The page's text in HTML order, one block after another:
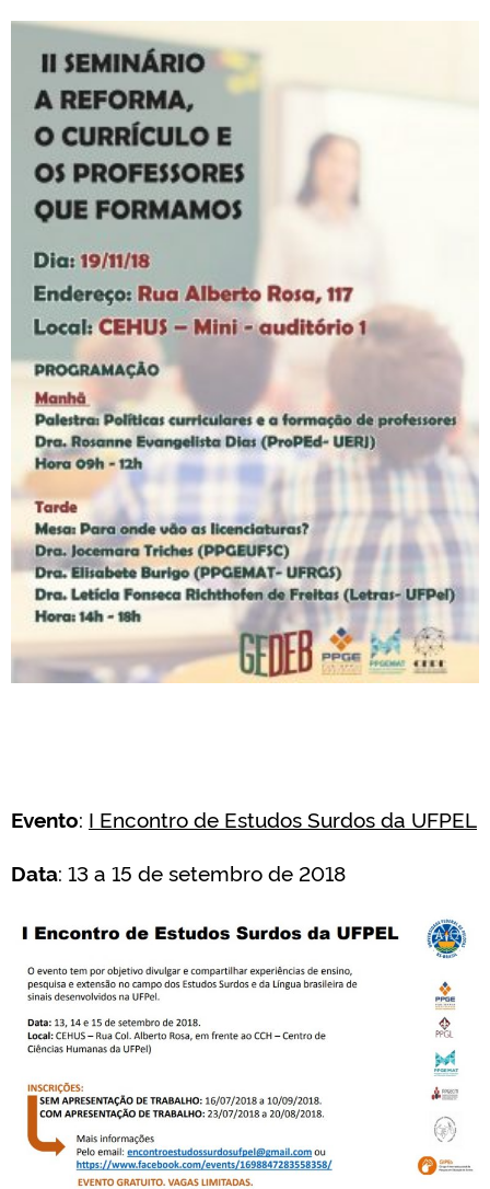
Evento: I Encontro de Estudos Surdos da UFPEL
Data: 13 a 15 de setembro de 2018